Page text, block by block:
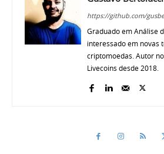
https://github.com/
Graduado em Análise
interessado em novas
criptomoedas. Autor
Livecoins desde 2018.